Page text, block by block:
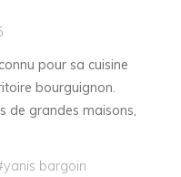
pour sa cuisine
bourguignon.
de grandes maisons,
yanis bargoin